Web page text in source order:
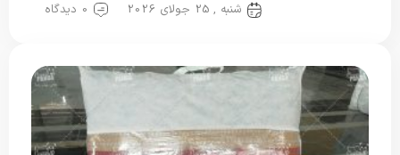
شنبه , 25 جولای 2026 0 دیدگاه